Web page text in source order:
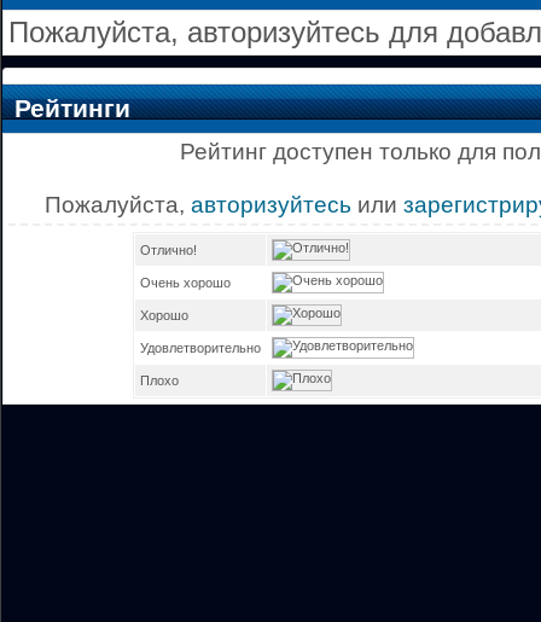
Пожалуйста, авторизуйтесь для
Рейтинги
Рейтинг доступен только для
Пожалуйста, авторизуйтесь или
Отлично!
Очень хорошо
Хорошо
Удовлетворительно
Плохо